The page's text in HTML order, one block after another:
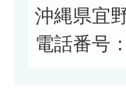
沖縄県宜
電話番号